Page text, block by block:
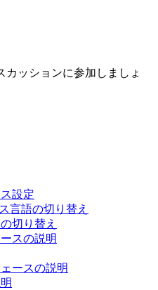
カッションに参加しましょ
設定
言語の切り替え
切り替え
スの説明
ースの説明